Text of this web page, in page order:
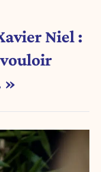
Niel :
vouloir
»